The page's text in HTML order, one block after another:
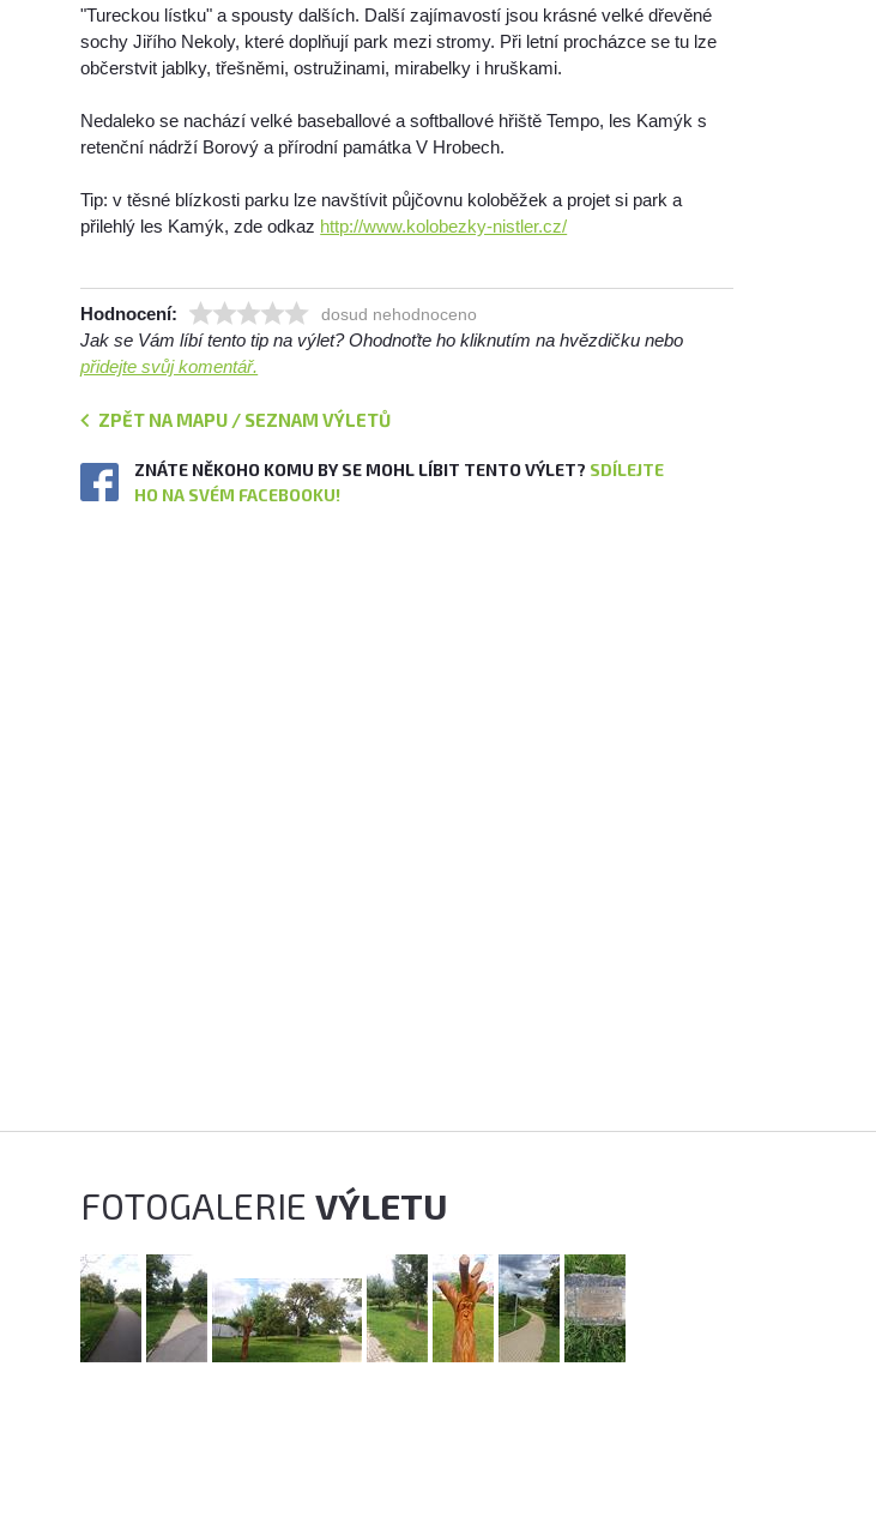
"Tureckou lístku" a spousty dalších. Další zajímavostí jsou krásné velké dřevěné
sochy Jiřího Nekoly, které doplňují park mezi stromy. Při letní procházce se tu lze
občerstvit jablky, třešněmi, ostružinami, mirabelky i hruškami.
Nedaleko se nachází velké baseballové a softballové hřiště Tempo, les Kamýk s
retenční nádrží Borový a přírodní památka V Hrobech.
Tip: v těsné blízkosti parku lze navštívit půjčovnu koloběžek a projet si park a
přilehlý les Kamýk, zde odkaz http://www.kolobezky-nistler.cz/
Hodnocení: dosud nehodnoceno
Jak se Vám líbí tento tip na výlet? Ohodnoťte ho kliknutím na hvězdičku nebo
přidejte svůj komentář.
ZPĚT NA MAPU / SEZNAM VÝLETŮ
ZNÁTE NĚKOHO KOMU BY SE MOHL LÍBIT TENTO VÝLET? SDÍLEJTE
HO NA SVÉM FACEBOOKU!
FOTOGALERIEVÝLETU